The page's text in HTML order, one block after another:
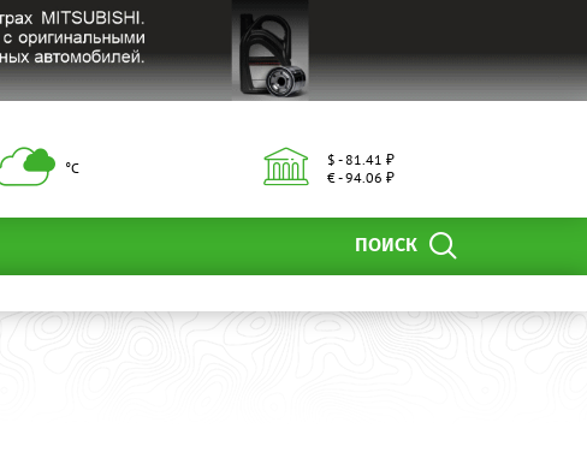
°С
$ - 81.41 ₽
€ - 94.06 ₽
ПОИСК